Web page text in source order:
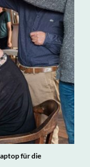
für die